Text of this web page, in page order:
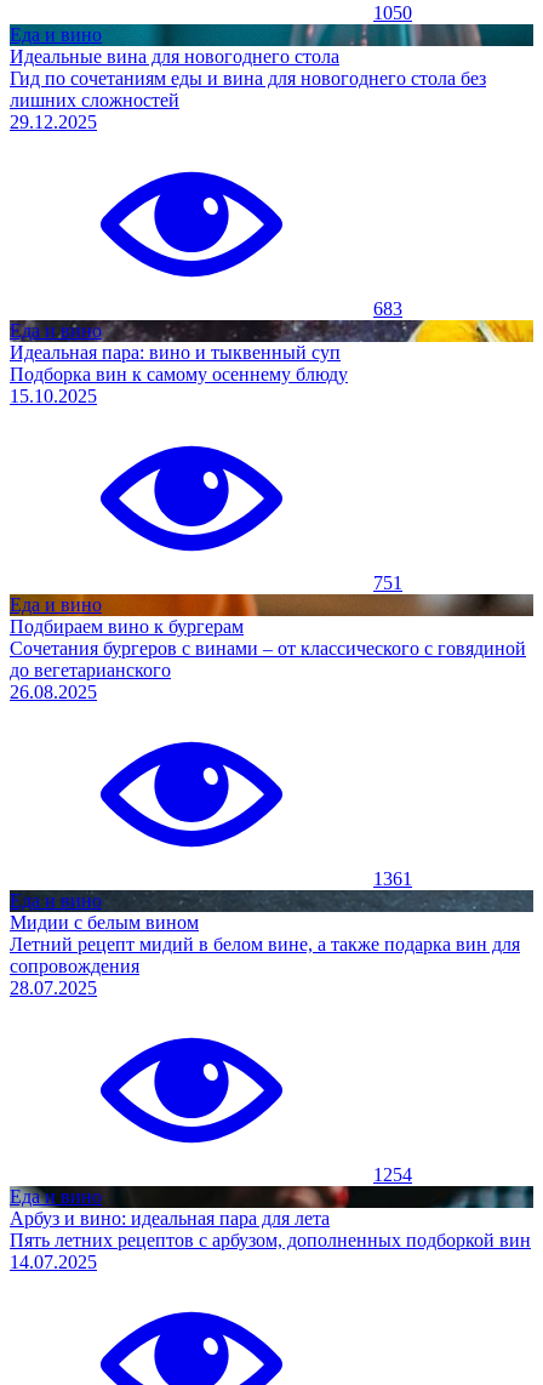
1050
Еда и вино
Идеальные вина для новогоднего стола
Гид по сочетаниям еды и вина для новогоднего стола без
лишних сложностей
29.12.2025
683
Еда и вино
Идеальная пара: вино и тыквенный суп
Подборка вин к самому осеннему блюду
15.10.2025
751
Еда и вино
Подбираем вино к бургерам
Сочетания бургеров с винами – от классического с говядиной
до вегетарианского
26.08.2025
1361
Еда и вино
Мидии с белым вином
Летний рецепт мидий в белом вине, а также подарка вин для
сопровождения
28.07.2025
1254
Еда и вино
Арбуз и вино: идеальная пара для лета
Пять летних рецептов с арбузом, дополненных подборкой вин
14.07.2025